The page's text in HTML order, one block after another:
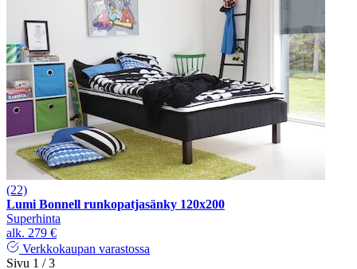
(22)
Lumi Bonnell runkopatjasänky 120x200
Superhinta
alk. 279 €
Verkkokaupan varastossa
Sivu 1 / 3